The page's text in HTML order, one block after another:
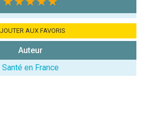
sur 'Valider', j'accepte que mon avis
AUX FAVORIS
Auteur
Santé en France